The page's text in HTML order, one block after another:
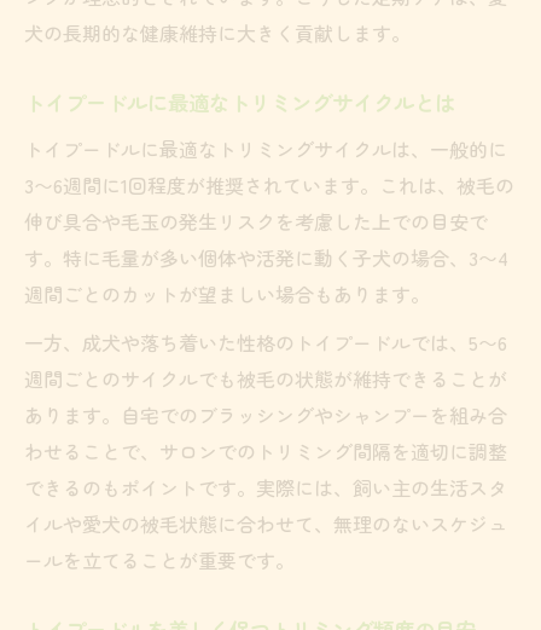
管理
まる
トイプードル健康維持に必要なトリミング
間隔
トイプードルの健康管理は頻度がポイント
トイプードル健康維持のための適切な頻度
自宅ケアとサロン活用でトイプードルの毛玉対
策
トイプードルは自宅ケアとサロンで毛玉予
防
トイプードル毛玉対策は自宅ケアとサロン
活用
犬の長期的な健康維持に大きく貢献します。
トイプードルに最適なトリミングサイクルとは
トイプードルに最適なトリミングサイクルは、一般的に
3〜6週間に1回程度が推奨されています。これは、被毛の
伸び具合や毛玉の発生リスクを考慮した上での目安で
す。特に毛量が多い個体や活発に動く子犬の場合、3〜4
週間ごとのカットが望ましい場合もあります。
一方、成犬や落ち着いた性格のトイプードルでは、5〜6
週間ごとのサイクルでも被毛の状態が維持できることが
あります。自宅でのブラッシングやシャンプーを組み合
わせることで、サロンでのトリミング間隔を適切に調整
できるのもポイントです。実際には、飼い主の生活スタ
イルや愛犬の被毛状態に合わせて、無理のないスケジュ
ールを立てることが重要です。